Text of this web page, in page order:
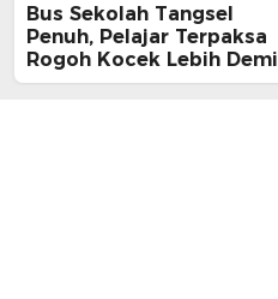
Bus Sekolah Tangsel
Penuh, Pelajar Terpaksa
Rogoh Kocek Lebih Demi
Tiba Tepat Waktu